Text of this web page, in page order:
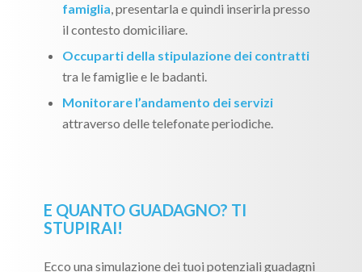
famiglia, presentarla e quindi inserirla presso
il contesto domiciliare.
Occuparti della stipulazione dei contratti
tra le famiglie e le badanti.
Monitorare l’andamento dei servizi
attraverso delle telefonate periodiche.
E QUANTO GUADAGNO? TI
STUPIRAI!
Ecco una simulazione dei tuoi potenziali guadagni